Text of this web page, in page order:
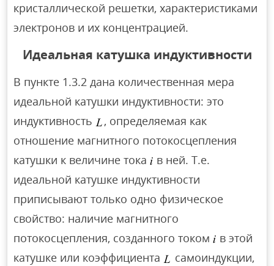
кристаллической решетки, характеристиками
электронов и их концентрацией.
Идеальная катушка индуктивности
В пункте 1.3.2 дана количественная мера
идеальной катушки индуктивности: это
индуктивность
, определяемая как
отношение магнитного потокосцепления
катушки к величине тока в ней. Т.е.
идеальной катушке индуктивности
приписывают только одно физическое
свойство: наличие магнитного
потокосцепления, созданного током в этой
катушке или коэффициента
самоиндукции,